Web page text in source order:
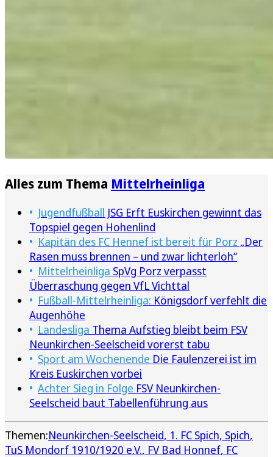
Alles zum Thema Mittelrheinliga
Jugendfußball JSG Erft Euskirchen gewinnt das
Topspiel gegen Hohenlind
Kapitän des FC Hennef ist bereit für Porz „Der
Rasen muss brennen – und zwar lichterloh“
Mittelrheinliga SpVg Porz verpasst
Überraschung gegen VfL Vichttal
Fußball-Mittelrheinliga: Königsdorf verfehlt die
Augenhöhe
Landesliga Thema Aufstieg bleibt beim FSV
Neunkirchen-Seelscheid vorerst tabu
Sport am Wochenende Die Faulenzerei ist im
Kreis Euskirchen vorbei
Achter Sieg in Folge FSV Neunkirchen-
Seelscheid baut Tabellenführung aus
Themen:Neunkirchen-Seelscheid 1. FC Spich Spich
TuS Mondorf 1910/1920 e.V. FV Bad Honnef FC